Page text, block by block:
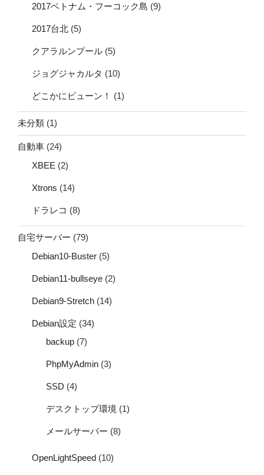
2017ベトナム・フーコック島 (9)
2017台北 (5)
クアラルンプール (5)
ジョグジャカルタ (10)
どこかにビューン！ (1)
未分類 (1)
自動車 (24)
XBEE (2)
Xtrons (14)
ドラレコ (8)
自宅サーバー (79)
Debian10-Buster (5)
Debian11-bullseye (2)
Debian9-Stretch (14)
Debian設定 (34)
backup (7)
PhpMyAdmin (3)
SSD (4)
デスクトップ環境 (1)
メールサーバー (8)
OpenLightSpeed (10)